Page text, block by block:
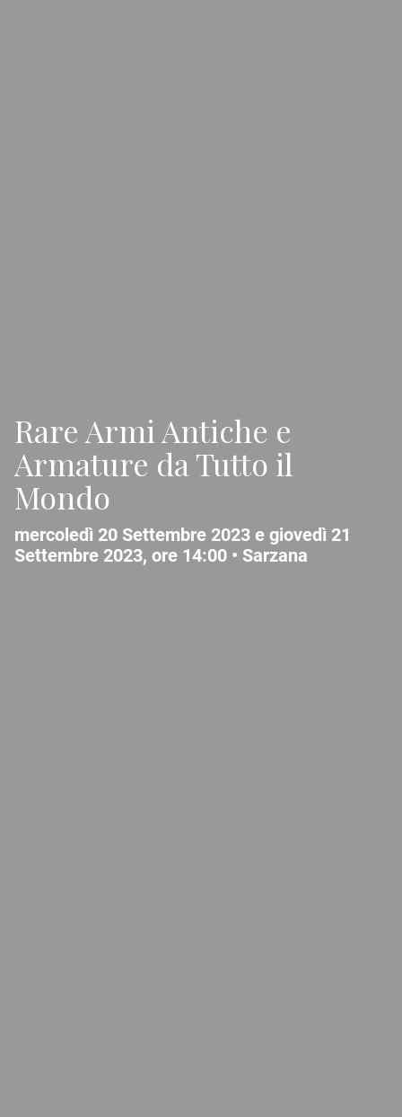
Rare Armi Antiche e
Armature da Tutto il
Mondo
mercoledì 20 Settembre 2023 e giovedì 21
Settembre 2023, ore 14:00 • Sarzana